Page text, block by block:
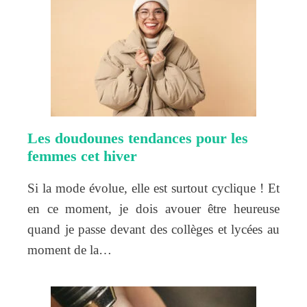
Les doudounes tendances pour les
femmes cet hiver
Si la mode évolue, elle est surtout cyclique ! Et
en ce moment, je dois avouer être heureuse
quand je passe devant des collèges et lycées au
moment de la…